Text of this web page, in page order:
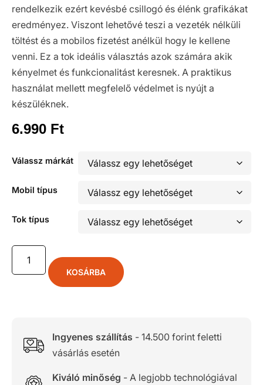
rendelkezik ezért kevésbé csillogó és élénk grafikákat
eredményez. Viszont lehetővé teszi a vezeték nélküli
töltést és a mobilos fizetést anélkül hogy le kellene
venni. Ez a tok ideális választás azok számára akik
kényelmet és funkcionalitást keresnek. A praktikus
használat mellett megfelelő védelmet is nyújt a
készüléknek.
6.990 Ft
Válassz márkát
Mobil típus
Tok típus
KOSÁRBA
Ingyenes szállítás - 14.500 forint feletti
vásárlás esetén
Kiváló minőség - A legjobb technológiával